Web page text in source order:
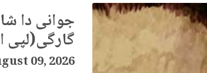
گارگی(لپی
09, 2026